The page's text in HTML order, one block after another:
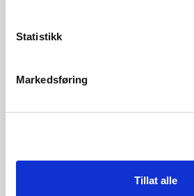
Statistikk
Markedsføring
Tillat alle
hbsu@nve.no
22 95 98 55